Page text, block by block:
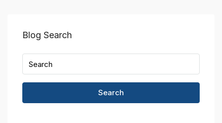
Blog Search
Search